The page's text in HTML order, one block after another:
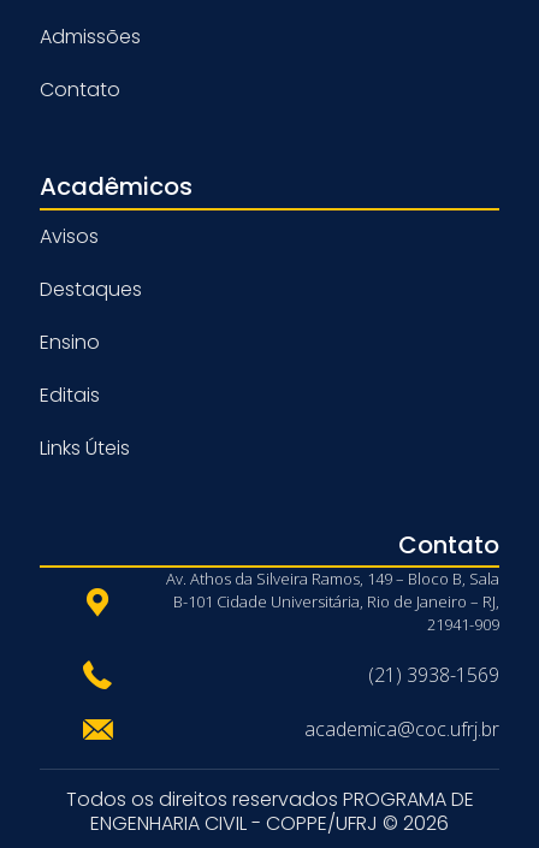
Admissões
Contato
Acadêmicos
Avisos
Destaques
Ensino
Editais
Links Úteis
Contato
Av. Athos da Silveira Ramos, 149 – Bloco B, Sala
B-101 Cidade Universitária, Rio de Janeiro – RJ,
21941-909
(21) 3938-1569
academica@coc.ufrj.br
Todos os direitos reservados PROGRAMA DE
ENGENHARIA CIVIL - COPPE/UFRJ © 2026